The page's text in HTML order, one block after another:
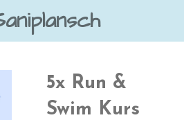
5x Run &
Swim Kurs